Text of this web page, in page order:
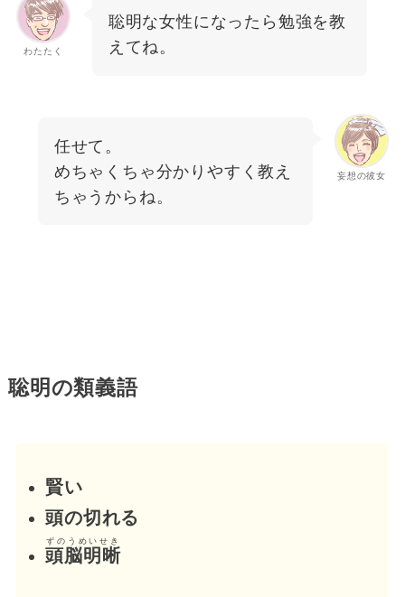
わたたく
聡明な女性になったら勉強を教
えてね。
妄想の彼女
任せて。
めちゃくちゃ分かりやすく教え
ちゃうからね。
聡明の類義語
賢い
頭の切れる
頭脳明晰
ずのうめいせき